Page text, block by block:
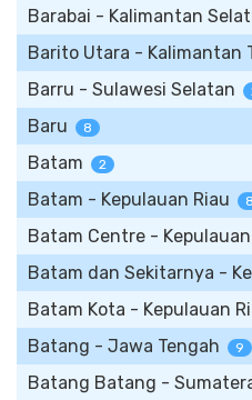
Barabai - Kalimantan
Barito Utara - Kalimantan
Barru - Sulawesi Selatan
Baru 8
Batam 2
Batam - Kepulauan Riau
Batam Centre - Kepulauan
Batam dan Sekitarnya -
Batam Kota - Kepulauan
Batang - Jawa Tengah 9
Batang Batang -